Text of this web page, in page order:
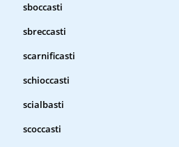
sboccasti
sbreccasti
scarnificasti
schioccasti
scialbasti
scoccasti